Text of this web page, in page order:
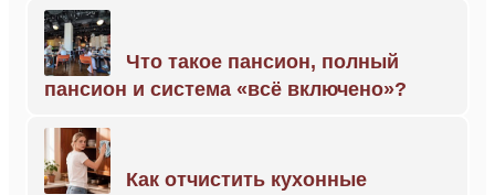
Что такое пансион, полный
пансион и система «всё включено»?
Как отчистить кухонные